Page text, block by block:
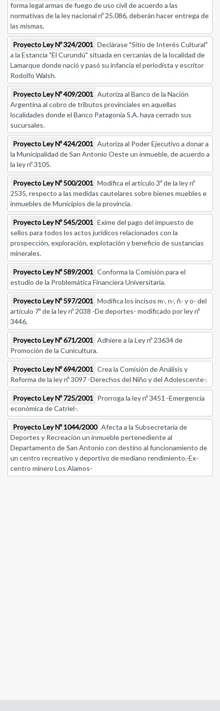
forma legal armas de fuego de uso civil de acuerdo a las
normativas de la ley nacional nº 25.086, deberán hacer entrega de
las mismas,
Proyecto Ley Nº 324/2001 Declárase "Sitio de Interés Cultural"
a la Estancia "El Curundú" situada en cercanías de la localidad de
Lamarque donde nació y pasó su infancia el periodista y escritor
Rodolfo Walsh.
Proyecto Ley Nº 409/2001 Autoriza al Banco de la Nación
Argentina al cobro de tributos provinciales en aquellas
localidades donde el Banco Patagonia S.A. haya cerrado sus
sucursales.
Proyecto Ley Nº 424/2001 Autoriza al Poder Ejecutivo a donar a
la Municipalidad de San Antonio Oeste un inmueble, de acuerdo a
la ley nº 3105.
Proyecto Ley Nº 500/2001 Modifica el artículo 3º de la ley nº
2535, respecto a las medidas cautelares sobre bienes muebles e
inmuebles de Municipios de la provincia.
Proyecto Ley Nº 545/2001 Exime del pago del impuesto de
sellos para todos los actos jurídicos relacionados con la
prospección, exploración, explotación y beneficio de sustancias
minerales.
Proyecto Ley Nº 589/2001 Conforma la Comisión para el
estudio de la Problemática Financiera Universitaria.
Proyecto Ley Nº 597/2001 Modifica los incisos m-, n-, ñ- y o- del
artículo 7º de la ley nº 2038 -De deportes- modificado por ley nº
3446.
Proyecto Ley Nº 671/2001 Adhiere a la Ley nº 23634 de
Promoción de la Cunicultura.
Proyecto Ley Nº 694/2001 Crea la Comisión de Análisis y
Reforma de la ley nº 3097 -Derechos del Niño y del Adolescente-.
Proyecto Ley Nº 725/2001 Prorroga la ley nº 3451 -Emergencia
económica de Catriel-.
Proyecto Ley Nº 1044/2000 Afecta a la Subsecretaría de
Deportes y Recreación un inmueble pertenediente al
Departamento de San Antonio con destino al funcionamiento de
un centro recreativo y deportivo de mediano rendimiento.-Ex-
centro minero Los Alamos-